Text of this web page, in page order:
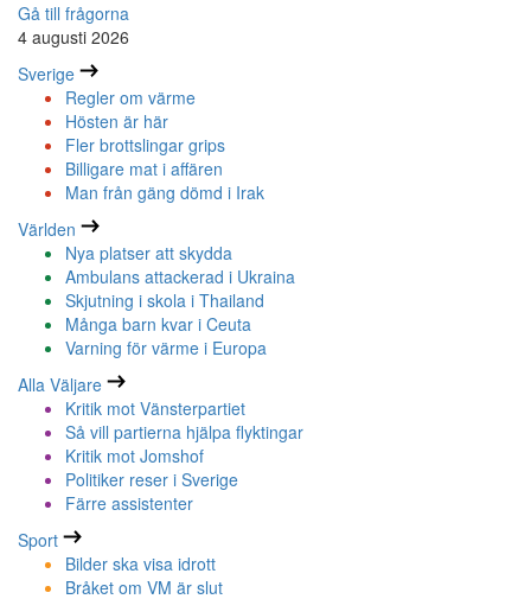
Gå till frågorna
4 augusti 2026
Sverige
Regler om värme
Hösten är här
Fler brottslingar grips
Billigare mat i affären
Man från gäng dömd i Irak
Världen
Nya platser att skydda
Ambulans attackerad i Ukraina
Skjutning i skola i Thailand
Många barn kvar i Ceuta
Varning för värme i Europa
Alla Väljare
Kritik mot Vänsterpartiet
Så vill partierna hjälpa flyktingar
Kritik mot Jomshof
Politiker reser i Sverige
Färre assistenter
Sport
Bilder ska visa idrott
Bråket om VM är slut